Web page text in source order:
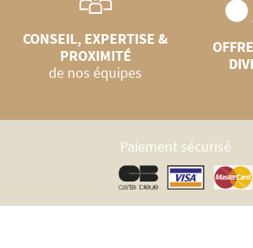
CONSEIL, EXPERTISE &
PROXIMITÉ
de nos équipes
Paiement sécurisé